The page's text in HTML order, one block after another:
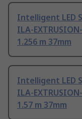
Intelligent LED
ILA-
1.256 m 37mm
Intelligent LED
ILA-
1.57 m 37mm